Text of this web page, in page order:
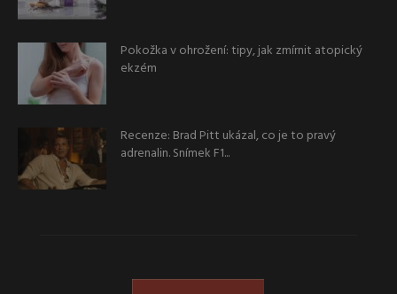
Pokožka v ohrožení: tipy, jak zmírnit atopický
ekzém
Recenze: Brad Pitt ukázal, co je to pravý
adrenalin. Snímek F1...